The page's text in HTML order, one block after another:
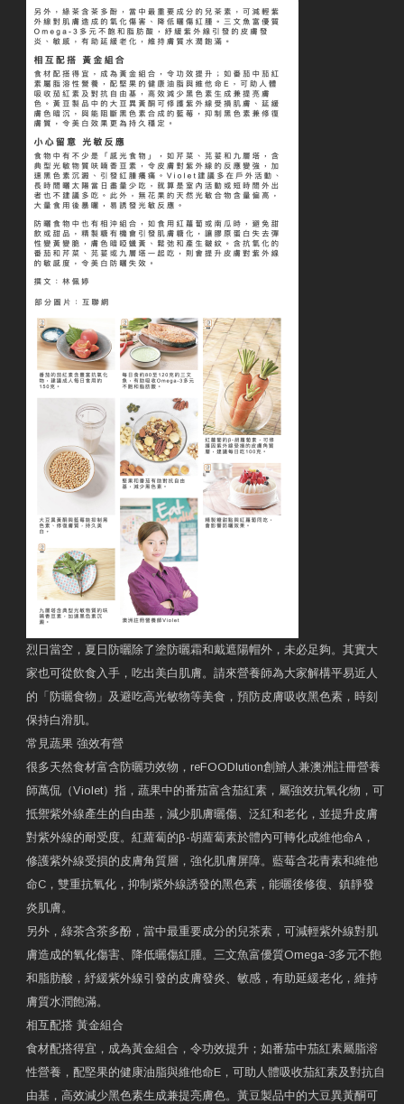
烈日當空，夏日防曬除了塗防曬霜和戴遮陽帽外，未必足夠。其實大
家也可從飲食入手，吃出美白肌膚。請來營養師為大家解構平易近人
的「防曬食物」及避吃高光敏物等美食，預防皮膚吸收黑色素，時刻
保持白滑肌。
常見蔬果 強效有營
很多天然食材富含防曬功效物，reFOODlution創辧人兼澳洲註冊營養
師萬侃（Violet）指，蔬果中的番茄富含茄紅素，屬強效抗氧化物，可
抵禦紫外線產生的自由基，減少肌膚曬傷、泛紅和老化，並提升皮膚
對紫外線的耐受度。紅蘿蔔的β-胡蘿蔔素於體內可轉化成維他命A，
修護紫外線受損的皮膚角質層，強化肌膚屏障。藍莓含花青素和維他
命C，雙重抗氧化，抑制紫外線誘發的黑色素，能曬後修復、鎮靜發
炎肌膚。
另外，綠茶含茶多酚，當中最重要成分的兒茶素，可減輕紫外線對肌
膚造成的氧化傷害、降低曬傷紅腫。三文魚富優質Omega-3多元不飽
和脂肪酸，紓緩紫外線引發的皮膚發炎、敏感，有助延緩老化，維持
膚質水潤飽滿。
相互配搭 黃金組合
食材配搭得宜，成為黃金組合，令功效提升；如番茄中茄紅素屬脂溶
性營養，配堅果的健康油脂與維他命E，可助人體吸收茄紅素及對抗自
由基，高效減少黑色素生成兼提亮膚色。黃豆製品中的大豆異黃酮可